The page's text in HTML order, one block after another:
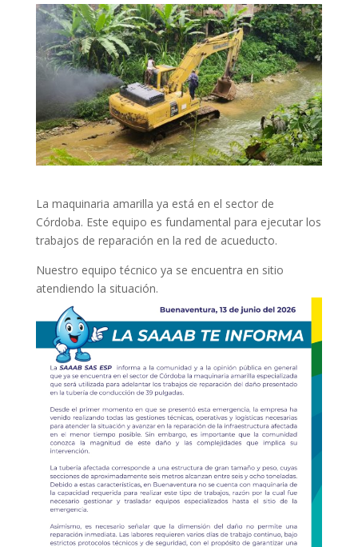
La maquinaria amarilla ya está en el sector de
Córdoba. Este equipo es fundamental para ejecutar los
trabajos de reparación en la red de acueducto.
Nuestro equipo técnico ya se encuentra en sitio
atendiendo la situación.